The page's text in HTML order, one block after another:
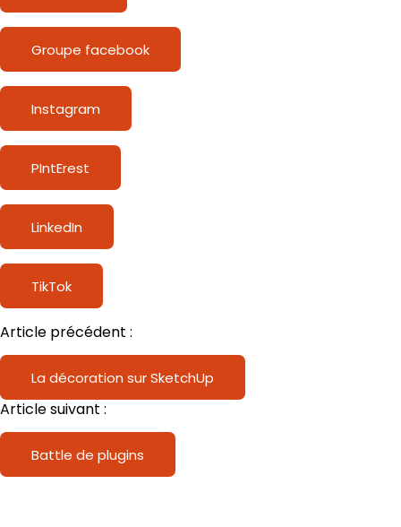
Groupe facebook
Instagram
PIntErest
LinkedIn
TikTok
Article précédent :
La décoration sur SketchUp
Article suivant :
Battle de plugins